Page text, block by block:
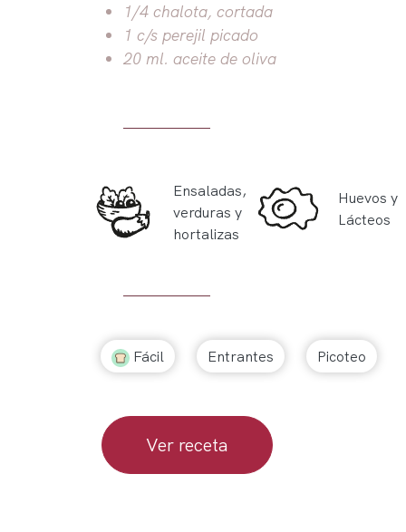
1/4 chalota, cortada
1 c/s perejil picado
20 ml. aceite de oliva
Ensaladas,
verduras y
hortalizas
Huevos y
Lácteos
Fácil Entrantes Picoteo
Ver receta